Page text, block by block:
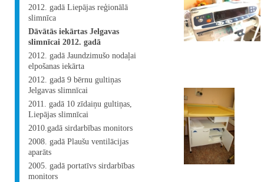
2012. gadā Liepājas reģionālā
slimnīca
Dāvātās iekārtas Jelgavas
slimnīcai 2012. gadā
2012. gadā Jaundzimušo nodaļai
elpošanas iekārta
2012. gadā 9 bērnu gultiņas
Jelgavas slimnīcai
2011. gadā 10 zīdaiņu gultiņas,
Liepājas slimnīcai
2010.gadā sirdarbības monitors
2008. gadā Plaušu ventilācijas
aparāts
2005. gadā portatīvs sirdarbības
monitors